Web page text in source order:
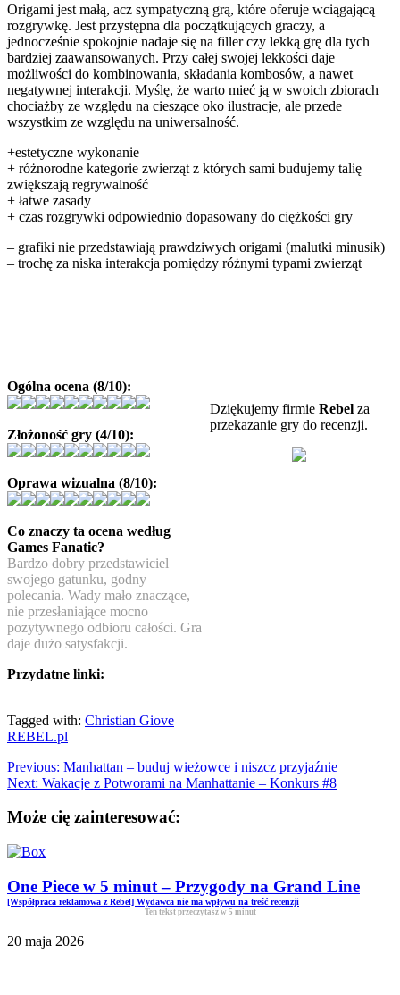
Origami jest małą, acz sympatyczną grą, które oferuje wciągającą
rozgrywkę. Jest przystępna dla początkujących graczy, a
jednocześnie spokojnie nadaje się na filler czy lekką grę dla tych
bardziej zaawansowanych. Przy całej swojej lekkości daje
możliwości do kombinowania, składania kombosów, a nawet
negatywnej interakcji. Myślę, że warto mieć ją w swoich zbiorach
chociażby ze względu na cieszące oko ilustracje, ale przede
wszystkim ze względu na uniwersalność.
+estetyczne wykonanie
+ różnorodne kategorie zwierząt z których sami budujemy talię
zwiększają regrywalność
+ łatwe zasady
+ czas rozgrywki odpowiednio dopasowany do ciężkości gry
– grafiki nie przedstawiają prawdziwych origami (malutki minusik)
– trochę za niska interakcja pomiędzy różnymi typami zwierząt
Dziękujemy firmie Rebel za
przekazanie gry do recenzji.
Ogólna ocena (8/10):
Złożoność gry (4/10):
Oprawa wizualna (8/10):
Co znaczy ta ocena według
Games Fanatic?
Bardzo dobry przedstawiciel
swojego gatunku, godny
polecania. Wady mało znaczące,
nie przesłaniające mocno
pozytywnego odbioru całości. Gra
daje dużo satysfakcji.
Przydatne linki:
Tagged with: Christian Giove
REBEL.pl
Previous: Manhattan – buduj wieżowce i niszcz przyjaźnie
Next: Wakacje z Potworami na Manhattanie – Konkurs #8
Może cię zainteresować:
One Piece w 5 minut – Przygody na Grand Line
[Współpraca reklamowa z Rebel] Wydawca nie ma wpływu na treść recenzji
Ten tekst przeczytasz w 5 minut
20 maja 2026